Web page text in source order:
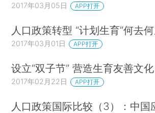
2017年03月05日 APP打开
人口政策转型 “计划生育”何去何
2017年03月01日 APP打开
设立“双子节” 营造生育友善文化
2017年02月22日 APP打开
人口政策国际比较（3）：中国